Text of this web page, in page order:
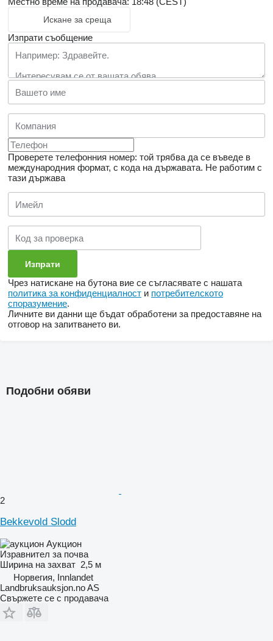
Искане за среща
Изпрати съобщение
Проверете телефонния номер: той трябва да се въведе в
международния формат, с кода на държавата. Не работим с
тази държава
Чрез натискане на бутона вие се съгласявате с нашата
политика за конфиденциалност и потребителското
споразумение.
Личните ви данни ще бъдат обработени за предоставяне на
отговор на запитването ви.
Подобни обяви
2
Bekkevold Slodd
Аукцион
Изравнител за почва
Ширина на захват 2,5 м
Норвегия, Innlandet
Landbruksauksjon.no AS
Свържете се с продавача